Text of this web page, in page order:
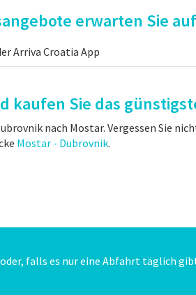
erwarten Sie
Arriva Croatia App
kaufen Sie das
nach Mostar. Vergessen Sie
Mostar - Dubrovnik.
falls es nur eine Abfahrt täglich